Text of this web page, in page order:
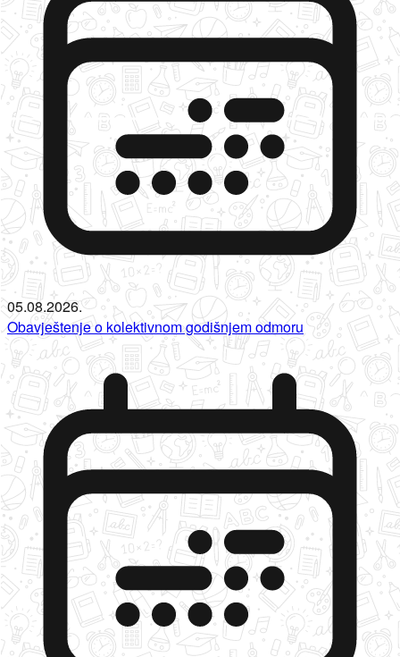
05.08.2026.
Obavještenje o kolektivnom godišnjem odmoru